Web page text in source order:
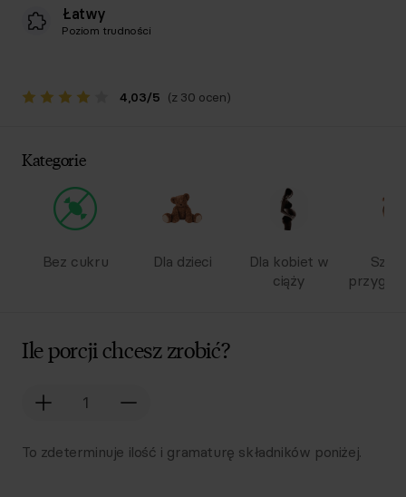
Łatwy
Poziom trudności
4,03/5 (z 30 ocen)
Kategorie
Bez cukru Dla dzieci
Dla kobiet w
ciąży
Ile porcji chcesz zrobić?
To zdeterminuje ilość i gramaturę składników poniżej.